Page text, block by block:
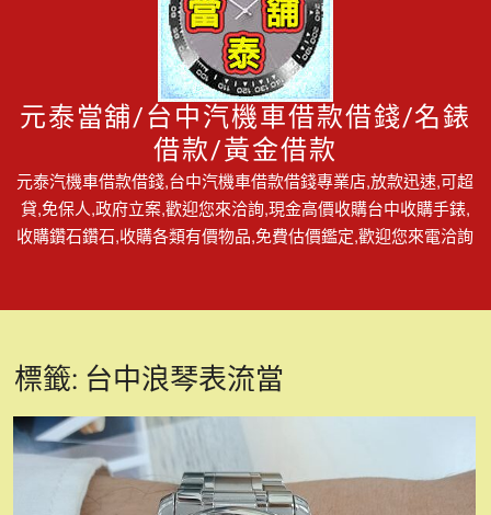
元泰當舖/台中汽機車借款借錢/名錶
借款/黃金借款
元泰汽機車借款借錢,台中汽機車借款借錢專業店,放款迅速,可超
貸,免保人,政府立案,歡迎您來洽詢,現金高價收購台中收購手錶,
收購鑽石鑽石,收購各類有價物品,免費估價鑑定,歡迎您來電洽詢
標籤: 台中浪琴表流當